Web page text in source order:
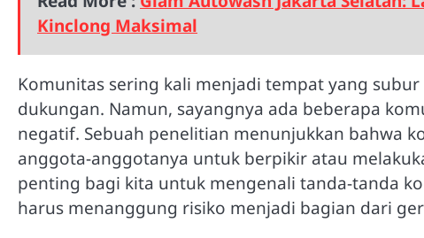
Kinclong Maksimal
Komunitas sering kali menjadi tempat yang
dukungan. Namun, sayangnya ada beberapa
negatif. Sebuah penelitian menunjukkan bahwa
anggota-anggotanya untuk berpikir atau
penting bagi kita untuk mengenali tanda-tanda
harus menanggung risiko menjadi bagian dari